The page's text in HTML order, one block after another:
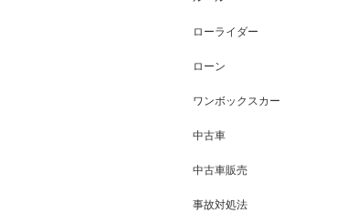
ローライダー
ローン
ワンボックスカー
中古車
中古車販売
事故対処法